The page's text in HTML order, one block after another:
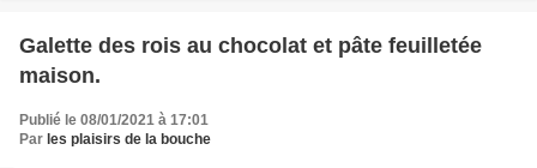
Galette des rois au chocolat et pâte feuilletée
maison.
Publié le 08/01/2021 à 17:01
Par les plaisirs de la bouche